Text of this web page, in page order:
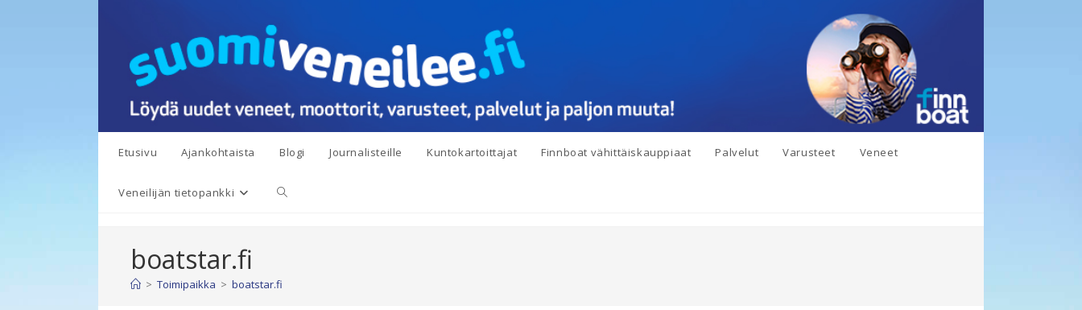
Etusivu Ajankohtaista Blogi Journalisteille Kuntokartoittajat Finnboat vähittäiskauppiaat Palvelut Varusteet Veneet
Veneilijän tietopankki Toggle
boatstar.fi
> Toimipaikka > boatstar.fi